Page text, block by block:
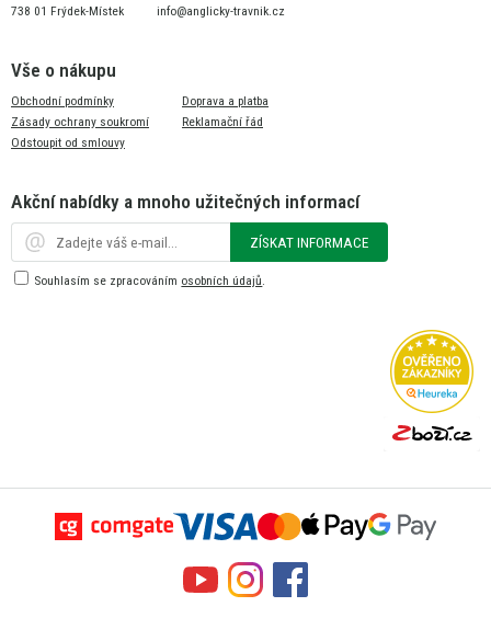
738 01 Frýdek-Místek
info@anglicky-travnik.cz
Vše o nákupu
Obchodní podmínky
Zásady ochrany soukromí
Odstoupit od smlouvy
Doprava a platba
Reklamační řád
Akční nabídky a mnoho užitečných informací
ZÍSKAT INFORMACE
Souhlasím se zpracováním osobních údajů.